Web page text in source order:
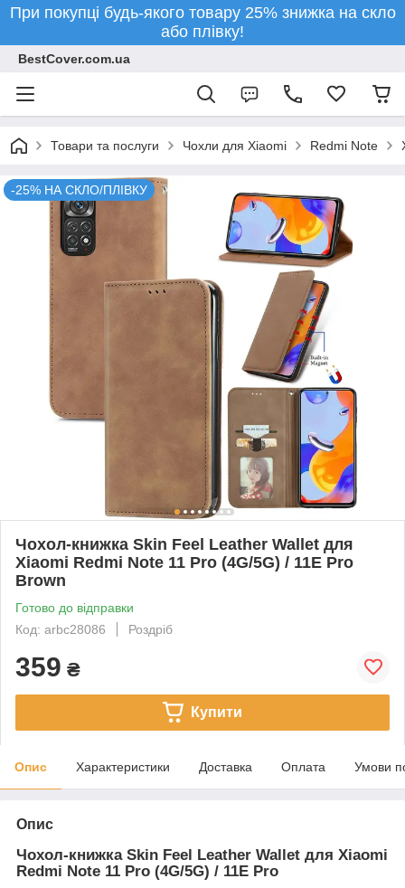
При покупці будь-якого товару 25% знижка на скло
або плівку!
BestCover.com.ua
Товари та послуги Чохли для Xiaomi Redmi Note
-25% НА СКЛО/ПЛІВКУ
Чохол-книжка Skin Feel Leather Wallet для
Xiaomi Redmi Note 11 Pro (4G/5G) / 11E Pro
Brown
Готово до відправки
Код: arbc28086
Роздріб
359 ₴
Купити
Опис Характеристики Доставка Оплата Умови
Опис
Чохол-книжка Skin Feel Leather Wallet для Xiaomi
Redmi Note 11 Pro (4G/5G) / 11E Pro